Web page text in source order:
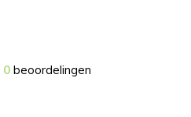
0 beoordelingen